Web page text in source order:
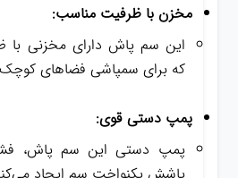
مخزن با ظرفیت مناسب:
که برای سمپاشی فضاهای
پمپ دستی قوی:
پمپ دستی این سم پاش،